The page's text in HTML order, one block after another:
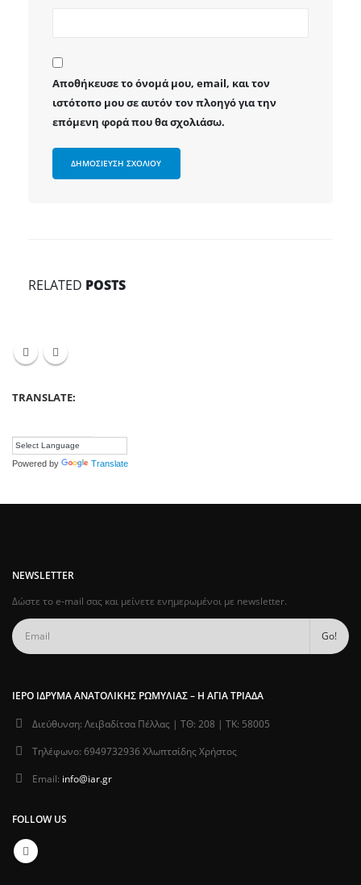
Αποθήκευσε το όνομά μου, email, και τον
ιστότοπο μου σε αυτόν τον πλοηγό για την
επόμενη φορά που θα σχολιάσω.
RELATED POSTS
TRANSLATE:
Powered by Translate
NEWSLETTER
Δώστε το e-mail σας και μείνετε ενημερωμένοι με newsletter.
ΙΕΡΌ ΊΔΡΥΜΑ ΑΝΑΤΟΛΙΚΉΣ ΡΩΜΥΛΊΑΣ – Η ΑΓΊΑ ΤΡΙΆΔΑ
Διεύθυνση: Λειβαδίτσα Πέλλας | ΤΘ: 208 | ΤΚ: 58005
Τηλέφωνο: 6949732936 Χλωπτσίδης Χρήστος
Email: info@iar.gr
FOLLOW US